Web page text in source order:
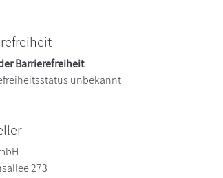
Barrierefreiheit
unbekannt
273